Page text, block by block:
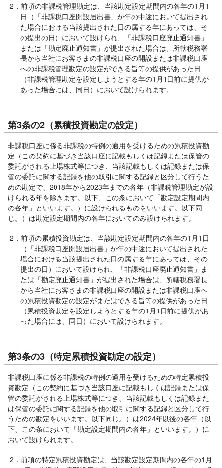
2．前項の非課税管理勘定は、当該勘定設定期間内の各年の1月1
日（「非課税口座開設届出書」が年の中途において提出され
た場合における当該提出された日の属する年にあっては、そ
の提出の日）において設けられ、「非課税口座廃止通知書」
または「勘定廃止通知書」が提出された場合は、所轄税務署
長から当社にお客さまの非課税口座の開設または非課税口座
への非課税管理勘定の設定ができる旨等の提供があった日
（非課税管理勘定を設定しようとする年の1月1日前に提供が
あった場合には、同日）において設けられます。
第3条の2（累積投資勘定の設定）
非課税口座に係る非課税の特例の適用を受けるための累積投資勘
定（この契約に基づき当該口座に記載もしくは記録または保管の
委託がされる上場株式等につき、当該記載もしくは記録または保
管の委託に関する記録を他の取引に関する記録と区分して行うた
めの勘定で、2018年から2023年までの各年（非課税管理勘定が設
けられる年を除きます。以下、この条において「勘定設定期間内
の各年」といいます。）に設けられるものをいいます。以下同
じ。）は勘定設定期間内の各年においてのみ設けられます。
2．前項の累積投資勘定は、当該勘定設定期間内の各年の1月1日
（「非課税口座開設届出書」が年の中途において提出された
場合における当該提出された日の属する年にあっては、その
提出の日）において設けられ、「非課税口座廃止通知書」ま
たは「勘定廃止通知書」が提出された場合は、所轄税務署長
から当社にお客さまの非課税口座の開設または非課税口座へ
の累積投資勘定の設定がまたはできる旨等の提供があった日
（累積投資勘定を設定しようとする年の1月1日前に提供があ
った場合には、同日）において設けられます。
第3条の3（特定累積投資勘定の設定）
非課税口座に係る非課税の特例の適用を受けるための特定累積投
資勘定（この契約に基づき当該口座に記載もしくは記録または保
管の委託がされる上場株式等につき、当該記載もしくは記録また
は保管の委託に関する記録を他の取引に関する記録と区分して行
うための勘定をいいます。以下同じ。）は2024年以後の各年（以
下、この条において「勘定設定期間内の各年」といいます。）に
おいて設けられます。
2．前項の特定累積投資勘定は、当該勘定設定期間内の各年の1月